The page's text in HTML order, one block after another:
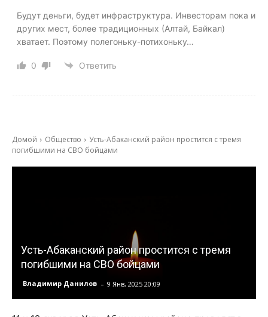
Будут деньги, будет инфраструктура. Инвесторам пока и
других мест, более традиционных (Алтай, Байкал)
хватает. Поэтому полегоньку-потихоньку…
0 Ответить